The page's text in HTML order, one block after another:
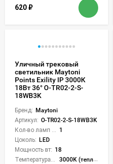
620 ₽
Уличный трековый
светильник Maytoni
Points Exility IP 3000К
18Вт 36° O-TR02-2-S-
18WB3K
Бренд: Maytoni
Артикул: O-TR02-2-S-18WB3K
1
Цоколь: LED
Мощность вт: 18
3000K (теплый)